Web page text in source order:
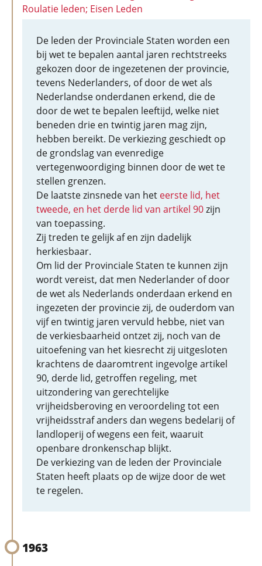
Roulatie leden; Eisen Leden
De leden der Provinciale Staten worden een
bij wet te bepalen aantal jaren rechtstreeks
gekozen door de ingezetenen der provincie,
tevens Nederlanders, of door de wet als
Nederlandse onderdanen erkend, die de
door de wet te bepalen leeftijd, welke niet
beneden drie en twintig jaren mag zijn,
hebben bereikt. De verkiezing geschiedt op
de grondslag van evenredige
vertegenwoordiging binnen door de wet te
stellen grenzen.
De laatste zinsnede van het eerste lid, het
tweede, en het derde lid van artikel 90zijn
van toepassing.
Zij treden te gelijk af en zijn dadelijk
herkiesbaar.
Om lid der Provinciale Staten te kunnen zijn
wordt vereist, dat men Nederlander of door
de wet als Nederlands onderdaan erkend en
ingezeten der provincie zij, de ouderdom van
vijf en twintig jaren vervuld hebbe, niet van
de verkiesbaarheid ontzet zij, noch van de
uitoefening van het kiesrecht zij uitgesloten
krachtens de daaromtrent ingevolge artikel
90, derde lid, getroffen regeling, met
uitzondering van gerechtelijke
vrijheidsberoving en veroordeling tot een
vrijheidsstraf anders dan wegens bedelarij of
landloperij of wegens een feit, waaruit
openbare dronkenschap blijkt.
De verkiezing van de leden der Provinciale
Staten heeft plaats op de wijze door de wet
te regelen.
1963